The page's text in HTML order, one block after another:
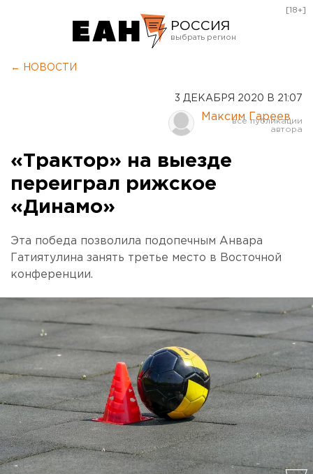
РОССИЯ
Курган
Оренбург
[18+]
← НОВОСТИ
3 ДЕКАБРЯ 2020 В 21:07
Максим Гареев
«Трактор» на выезде
переиграл рижское
«Динамо»
Эта победа позволила подопечным Анвара
Гатиятулина занять третье место в Восточной
конференции.